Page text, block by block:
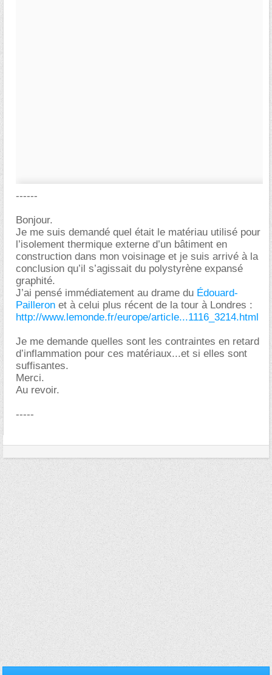
------
Bonjour.
Je me suis demandé quel était le matériau utilisé pour
l’isolement thermique externe d’un bâtiment en
construction dans mon voisinage et je suis arrivé à la
conclusion qu’il s’agissait du polystyrène expansé
graphité.
J’ai pensé immédiatement au drame du Édouard-
Pailleron et à celui plus récent de la tour à Londres :
http://www.lemonde.fr/europe/article...1116_3214.html
Je me demande quelles sont les contraintes en retard
d’inflammation pour ces matériaux...et si elles sont
suffisantes.
Merci.
Au revoir.
-----